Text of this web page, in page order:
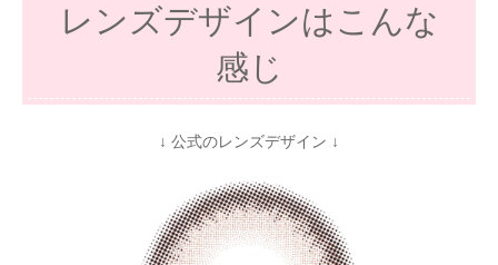
レンズデザインはこんな
感じ
↓ 公式のレンズデザイン ↓